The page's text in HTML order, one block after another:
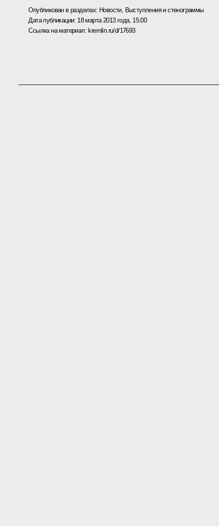
Опубликован в разделах: Новости, Выступления и стенограммы
Дата публикации: 18 марта 2013 года, 15:00
Ссылка на материал: kremlin.ru/d/17693